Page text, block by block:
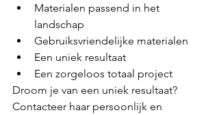
Materialen passend in het
landschap
Gebruiksvriendelijke materialen
Een uniek resultaat
Een zorgeloos totaal project
Droom je van een uniek resultaat?
Contacteer haar persoonlijk en